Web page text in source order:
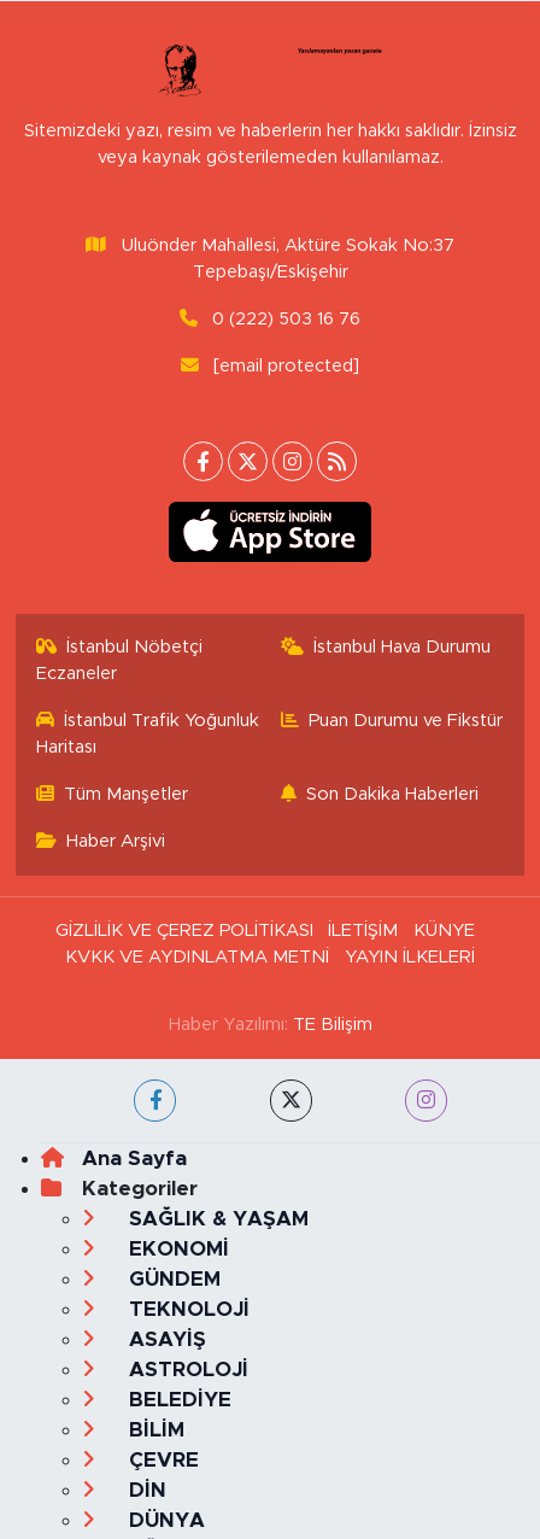
Sitemizdeki yazı, resim ve haberlerin her hakkı saklıdır. İzinsiz
veya kaynak gösterilemeden kullanılamaz.
Uluönder Mahallesi, Aktüre Sokak No:37
Tepebaşı/Eskişehir
0 (222) 503 16 76
[email protected]
İstanbul Nöbetçi
Eczaneler
İstanbul Hava Durumu
İstanbul Trafik Yoğunluk
Haritası
Puan Durumu ve Fikstür
Tüm Manşetler Son Dakika Haberleri
Haber Arşivi
GİZLİLİK VE ÇEREZ POLİTİKASI İLETİŞİM
KÜNYE
KVKK VE AYDINLATMA METNİ
YAYIN İLKELERİ
Haber Yazılımı: TE Bilişim
Ana Sayfa
Kategoriler
SAĞLIK & YAŞAM
EKONOMİ
GÜNDEM
TEKNOLOJİ
ASAYİŞ
ASTROLOJİ
BELEDİYE
BİLİM
ÇEVRE
DİN
DÜNYA